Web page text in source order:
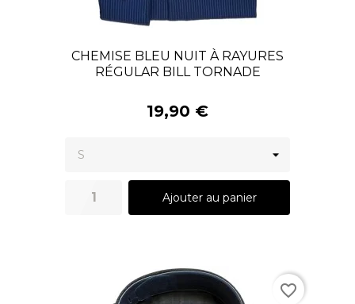
CHEMISE BLEU NUIT À RAYURES
RÉGULAR BILL TORNADE
19,90 €
Ajouter au panier
favorite_border